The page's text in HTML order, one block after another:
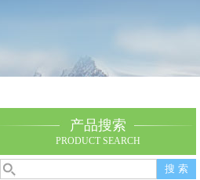
产品搜索
PRODUCT SEARCH